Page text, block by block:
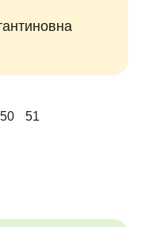
она
поддержка
обращаться в
50 51